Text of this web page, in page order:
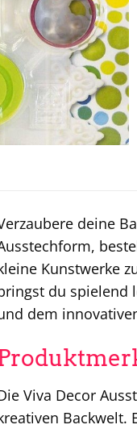
deine
Kunstwerke
du spielend
dem
Viva Decor
Backwelt.